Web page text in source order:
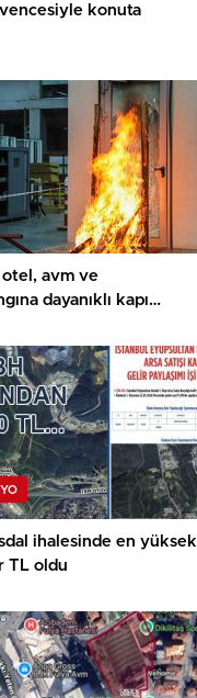
konuta
otel, avm ve
dayanıklı kapı
ihalesinde en yüksek
TL oldu